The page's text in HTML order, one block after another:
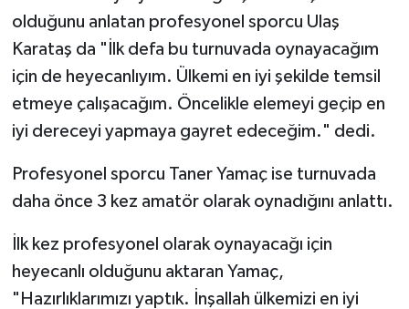
olduğunu anlatan profesyonel sporcu Ulaş
Karataş da "İlk defa bu turnuvada oynayacağım
için de heyecanlıyım. Ülkemi en iyi şekilde temsil
etmeye çalışacağım. Öncelikle elemeyi geçip en
iyi dereceyi yapmaya gayret edeceğim." dedi.
Profesyonel sporcu Taner Yamaç ise turnuvada
daha önce 3 kez amatör olarak oynadığını anlattı.
İlk kez profesyonel olarak oynayacağı için
heyecanlı olduğunu aktaran Yamaç,
"Hazırlıklarımızı yaptık. İnşallah ülkemizi en iyi